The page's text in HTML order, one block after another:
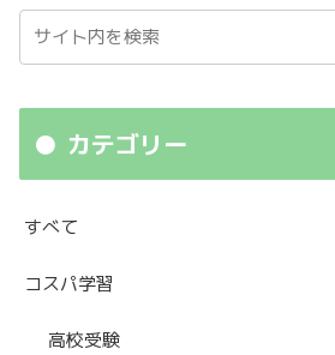
カテゴリー
すべて
コスパ学習
高校受験